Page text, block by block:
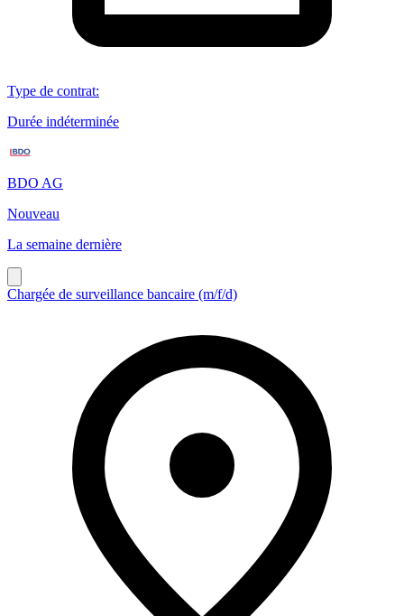
Type de contrat:
Durée indéterminée
BDO AG
Nouveau
La semaine dernière
Chargée de surveillance bancaire (m/f/d)